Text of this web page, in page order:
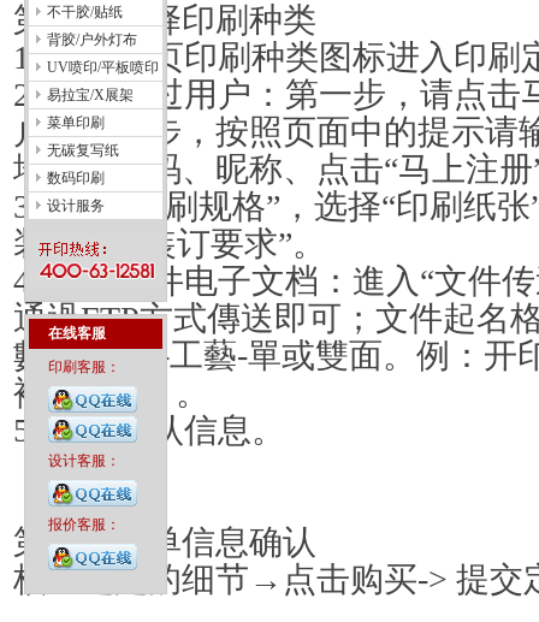
第一步选择印刷种类
1)点击首页印刷种类图标进入印刷
2)未注册过用户：第一步，请点击
户；第二步，按照页面中的提示请
地址、密码、昵称、点击“马上注册
3)选择“印刷规格”，选择“印刷纸张
装要求”“装订要求”。
4)上传文件电子文档： 進入“文件
通過FTP方式傳送即可；文件起名
數量-规格-工藝-單或雙面。例：开
複膜-雙面
。
5)最后确认信息。
第二步订单信息确认
核查选定的细节→点击购买-> 提交
不干胶/贴纸
背胶/户外灯布
UV喷印/平板喷印
易拉宝/X展架
菜单印刷
无碳复写纸
数码印刷
设计服务
在线客服
印刷客服：
设计客服：
报价客服：